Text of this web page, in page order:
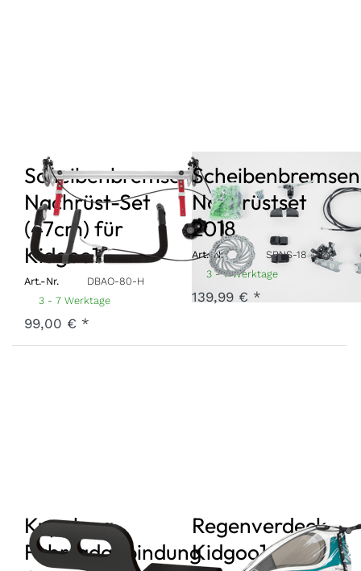
Scheibenbremse
Nachrüst-Set
(47cm) für
Kidgoo1
Art.-Nr.
DBAO-80-H
3 - 7 Werktage
99,00 € *
Scheibenbremsen
Nachrüstset
2018
Art.-Nr.
SBNS-18
3 - 7 Werktage
139,99 € *
Kupplung
Fahrradanbindung
Regenverdeck
Kidgoo1 2019